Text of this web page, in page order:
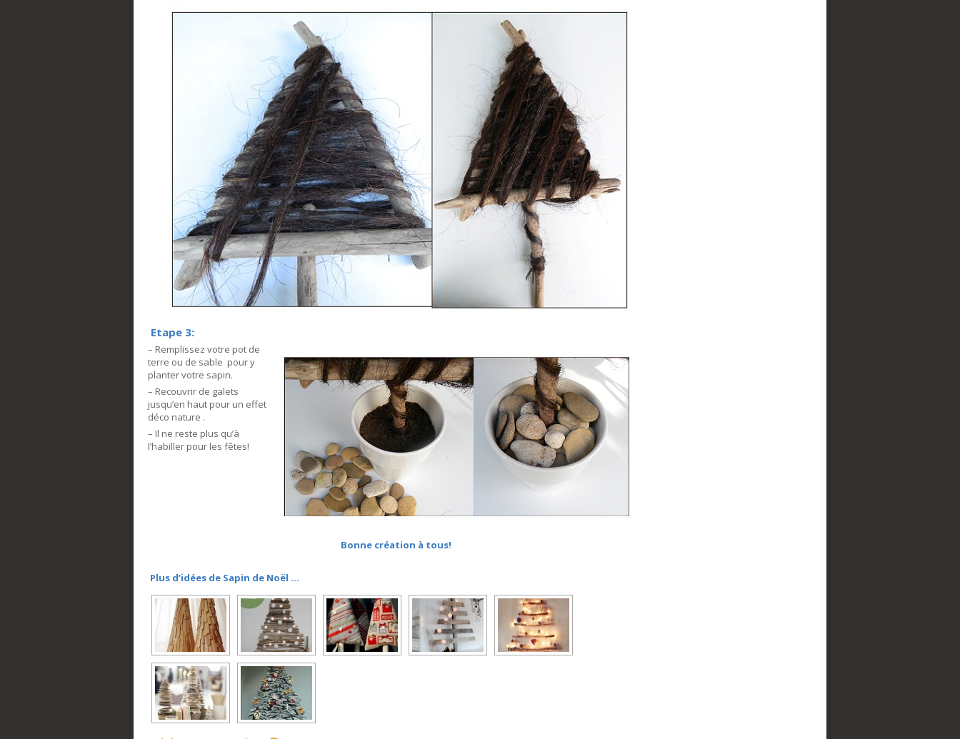
Etape 3:
– Remplissez votre pot de
terre ou de sable pour y
planter votre sapin.
– Recouvrir de galets
jusqu’en haut pour un effet
déco nature .
– Il ne reste plus qu’à
l’habiller pour les fêtes!
Bonne création à tous!
Plus d’idées de Sapin de Noël …